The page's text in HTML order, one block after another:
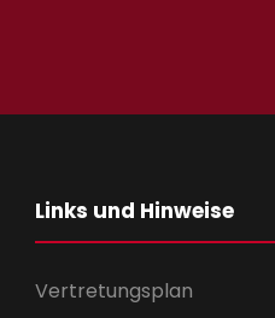
Links und Hinweise
Vertretungsplan